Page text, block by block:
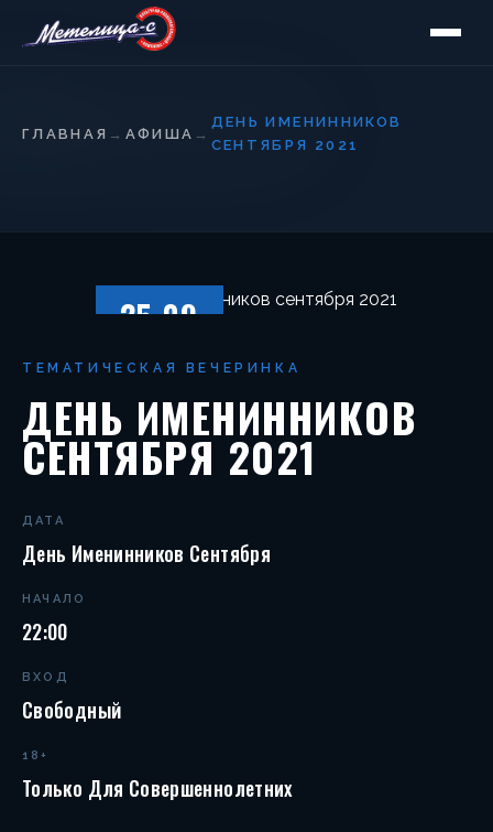
ГЛАВНАЯ → АФИША →
ДЕНЬ ИМЕНИННИКОВ
СЕНТЯБРЯ 2021
25.09
ТЕМАТИЧЕСКАЯ ВЕЧЕРИНКА
ДЕНЬ ИМЕНИННИКОВ
СЕНТЯБРЯ 2021
ДАТА
День Именинников Сентября
НАЧАЛО
22:00
ВХОД
Свободный
18+
Только Для Совершеннолетних